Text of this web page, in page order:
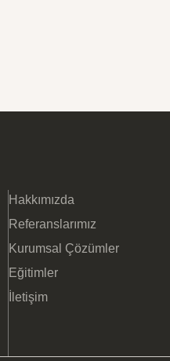
Hakkımızda
Referanslarımız
Kurumsal Çözümler
Eğitimler
İletişim